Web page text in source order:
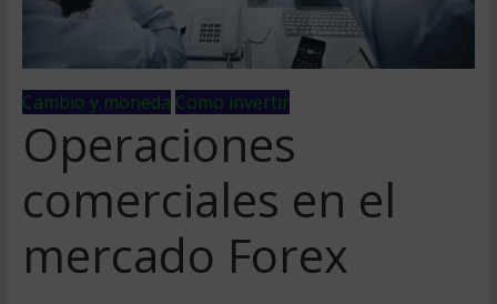
Cambio y moneda Como invertir
Operaciones
comerciales en el
mercado Forex